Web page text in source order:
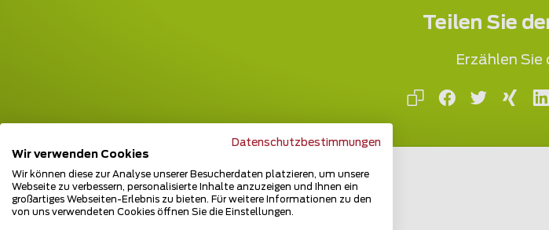
Teilen Sie
Erzählen Sie
Datenschutzbestimmungen
Wir verwenden Cookies
Wir können diese zur Analyse unserer Besucherdaten platzieren, um unsere
Webseite zu verbessern, personalisierte Inhalte anzuzeigen und Ihnen ein
großartiges Webseiten-Erlebnis zu bieten. Für weitere Informationen zu den
von uns verwendeten Cookies öffnen Sie die Einstellungen.